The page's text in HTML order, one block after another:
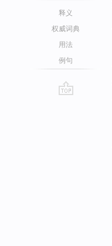
释义
权威词典
用法
例句